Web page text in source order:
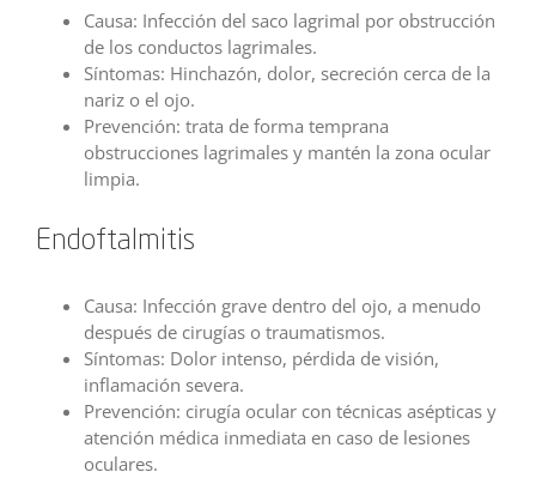
Causa: Infección del saco lagrimal por obstrucción
de los conductos lagrimales.
Síntomas: Hinchazón, dolor, secreción cerca de la
nariz o el ojo.
Prevención: trata de forma temprana
obstrucciones lagrimales y mantén la zona ocular
limpia.
Endoftalmitis
Causa: Infección grave dentro del ojo, a menudo
después de cirugías o traumatismos.
Síntomas: Dolor intenso, pérdida de visión,
inflamación severa.
Prevención: cirugía ocular con técnicas asépticas y
atención médica inmediata en caso de lesiones
oculares.